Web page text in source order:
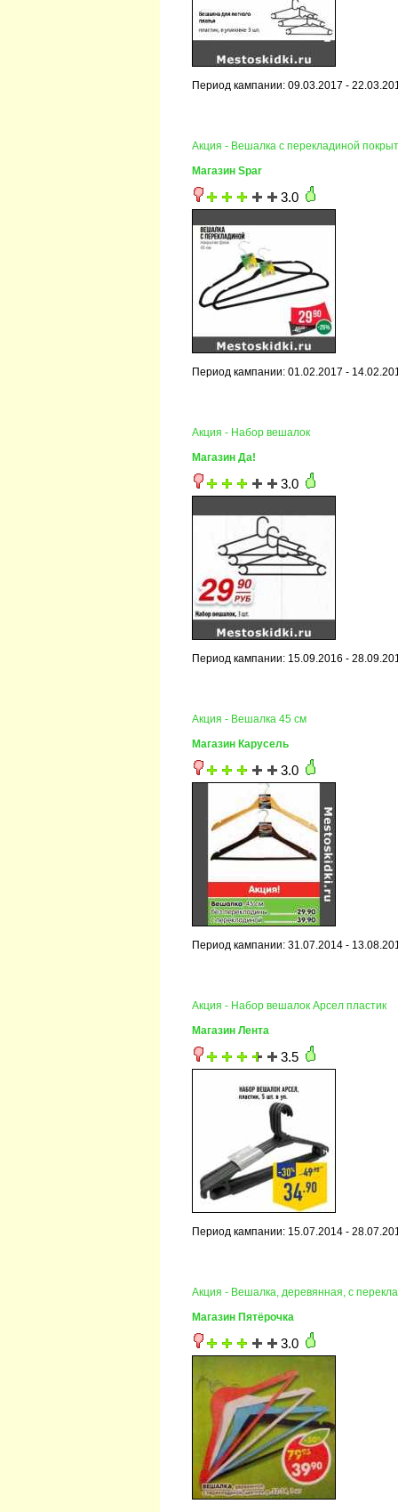
Период кампании: 09.03.2017 -
Акция - Вешалка с перекладиной
Магазин Spar
3.0
Период кампании: 01.02.2017 -
Акция - Набор вешалок
Магазин Да!
3.0
Период кампании: 15.09.2016 -
Акция - Вешалка 45 см
Магазин Карусель
3.0
Период кампании: 31.07.2014 -
Акция - Набор вешалок Арсел пластик
Магазин Лента
3.5
Период кампании: 15.07.2014 -
Акция - Вешалка, деревянная, с
Магазин Пятёрочка
3.0